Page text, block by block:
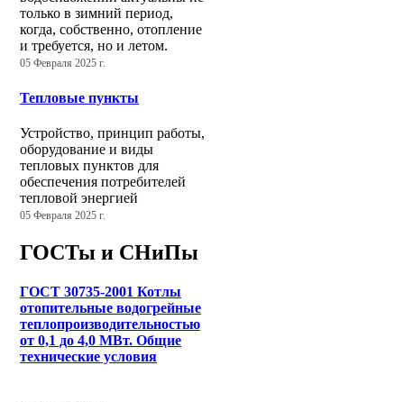
только в зимний период,
когда, собственно, отопление
и требуется, но и летом.
05 Февраля 2025 г.
Тепловые пункты
Устройство, принцип работы,
оборудование и виды
тепловых пунктов для
обеспечения потребителей
тепловой энергией
05 Февраля 2025 г.
ГОСТы и СНиПы
ГОСТ 30735-2001 Котлы
отопительные водогрейные
теплопроизводительностью
от 0,1 до 4,0 МВт. Общие
технические условия